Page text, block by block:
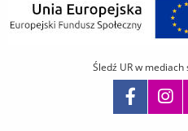
Śledź UR w mediach